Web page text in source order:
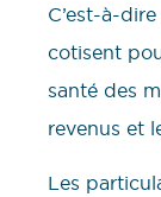
C’est-à-
cotisent
santé des
revenus et
Les